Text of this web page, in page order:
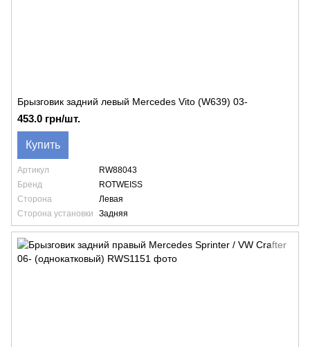
Брызговик задний левый Mercedes Vito (W639) 03-
453.0 грн/шт.
Купить
Артикул
RW88043
Бренд
ROTWEISS
Сторона
Левая
Сторона установки
Задняя